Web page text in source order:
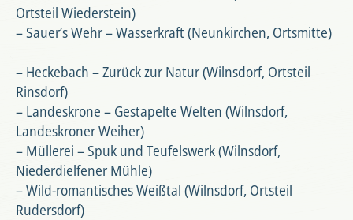
Ortsteil Wiederstein)
– Sauer’s Wehr – Wasserkraft (Neunkirchen, Ortsmitte)
– Heckebach – Zurück zur Natur (Wilnsdorf, Ortsteil
Rinsdorf)
– Landeskrone – Gestapelte Welten (Wilnsdorf,
Landeskroner Weiher)
– Müllerei – Spuk und Teufelswerk (Wilnsdorf,
Niederdielfener Mühle)
– Wild-romantisches Weißtal (Wilnsdorf, Ortsteil
Rudersdorf)